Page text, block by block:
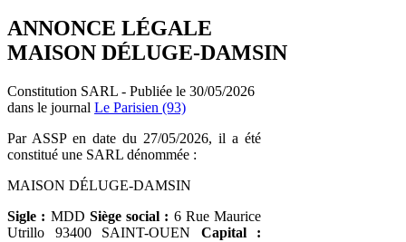
ANNONCE LÉGALE
MAISON DÉLUGE-DAMSIN
Constitution SARL - Publiée le 30/05/2026
dans le journal Le Parisien (93)
Par ASSP en date du 27/05/2026, il a été
constitué une SARL dénommée :
MAISON DÉLUGE-DAMSIN
Sigle : MDD Siège social : 6 Rue Maurice
Utrillo 93400 SAINT-OUEN Capital :